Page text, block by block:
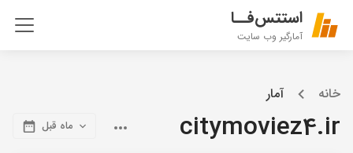
استتس‌فــا
آمارگیر وب سایت
خانه آمار
citymoviez4.ir ماه قبل